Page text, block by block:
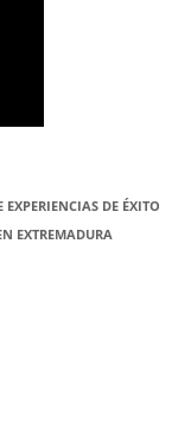
DE ÉXITO
EXTREMADURA